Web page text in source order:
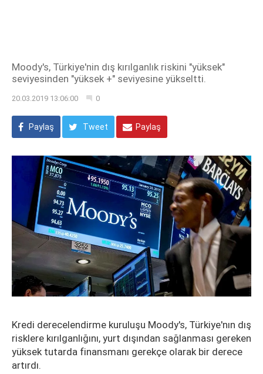
Moody's, Türkiye'nin dış kırılganlık riskini "yüksek"
seviyesinden "yüksek +" seviyesine yükseltti.
20.03.2019 13:06:00 0
Paylaş Tweet Paylaş
Kredi derecelendirme kuruluşu Moody's, Türkiye'nın dış
risklere kırılganlığını, yurt dışından sağlanması gereken
yüksek tutarda finansmanı gerekçe olarak bir derece
artırdı.